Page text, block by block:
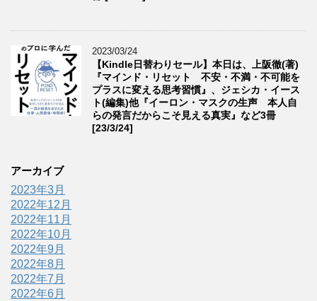
2023/03/24
【Kindle日替わりセール】本日は、上阪徹(著)
『マインド・リセット 不安・不満・不可能を
プラスに変える思考習慣』、ジェシカ・イース
ト(編集)他『イーロン・マスクの生声 本人自
らの発言だからこそ見える真実』など3冊
[23/3/24]
アーカイブ
2023年3月
2022年12月
2022年11月
2022年10月
2022年9月
2022年8月
2022年7月
2022年6月